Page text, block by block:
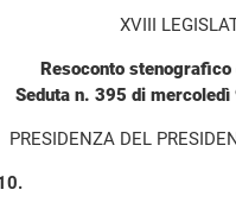
XVIII
Resoconto stenografico
Seduta n. 395 di
PRESIDENZA DEL